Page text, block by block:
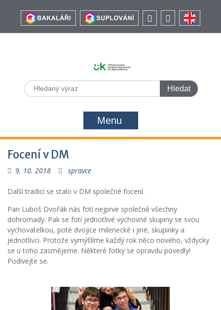
Menu
Focení v DM
9. 10. 2018 spravce
Další tradicí se stalo v DM společné focení.
Pan Luboš Dvořák nás fotí nejprve společně všechny
dohromady. Pak se fotí jednotlivé výchovné skupiny se svou
vychovatelkou, poté dvojice milenecké i jiné, skupinky a
jednotlivci. Protože vymýšlíme každý rok něco nového, vždycky
se u toho zasmějeme. Některé fotky se opravdu povedly!
Podívejte se.